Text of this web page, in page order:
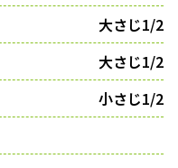
大さじ1/2
大さじ1/2
小さじ1/2